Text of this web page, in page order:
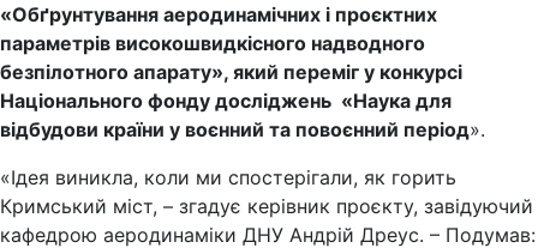
«Обґрунтування аеродинамічних і проєктних
параметрів високошвидкісного надводного
безпілотного апарату», який переміг у конкурсі
Національного фонду досліджень «Наука для
відбудови країни у воєнний та повоєнний період».
«Ідея виникла, коли ми спостерігали, як горить
Кримський міст, – згадує керівник проєкту, завідуючий
кафедрою аеродинаміки ДНУ Андрій Дреус. – Подумав: